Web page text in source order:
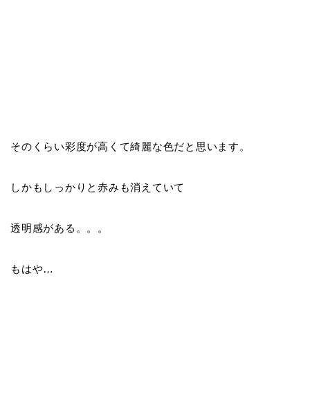
そのくらい彩度が高くて綺麗な色だと思います。
しかもしっかりと赤みも消えていて
透明感がある。。。
もはや…